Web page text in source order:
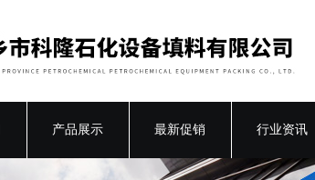
产品展示 最新促销 行业资讯